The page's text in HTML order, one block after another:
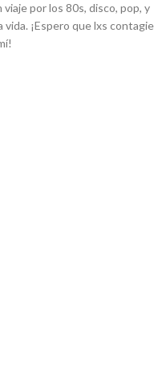
por los 80s, disco, pop, y
¡Espero que lxs contagie